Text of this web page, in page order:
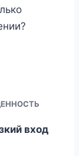
вход